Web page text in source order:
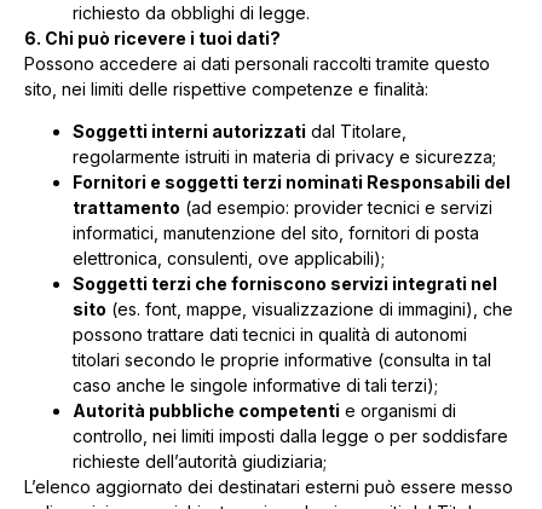
richiesto da obblighi di legge.
6. Chi può ricevere i tuoi dati?
Possono accedere ai dati personali raccolti tramite questo
sito, nei limiti delle rispettive competenze e finalità:
Soggetti interni autorizzati dal Titolare,
regolarmente istruiti in materia di privacy e sicurezza;
Fornitori e soggetti terzi nominati Responsabili del
trattamento (ad esempio: provider tecnici e servizi
informatici, manutenzione del sito, fornitori di posta
elettronica, consulenti, ove applicabili);
Soggetti terzi che forniscono servizi integrati nel
sito (es. font, mappe, visualizzazione di immagini), che
possono trattare dati tecnici in qualità di autonomi
titolari secondo le proprie informative (consulta in tal
caso anche le singole informative di tali terzi);
Autorità pubbliche competenti e organismi di
controllo, nei limiti imposti dalla legge o per soddisfare
richieste dell’autorità giudiziaria;
L’elenco aggiornato dei destinatari esterni può essere messo